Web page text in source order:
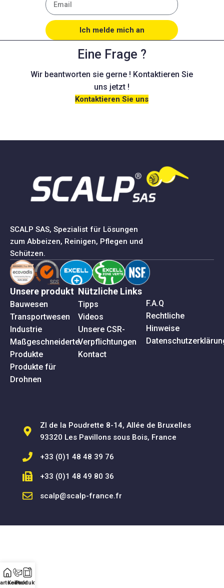
Ich melde mich an
Eine Frage ?
Wir beantworten sie gerne ! Kontaktieren Sie
uns jetzt !
Kontaktieren Sie uns
SCALP SAS, Spezialist für Lösungen
zum Abbeizen, Reinigen, Pflegen und
Schützen.
Unsere produkt
Bauwesen
Transportwesen
Industrie
Maßgeschneiderte
Produkte
Produkte für
Drohnen
Nützliche Links
Tipps
Videos
Unsere CSR-
Verpflichtungen
Kontact
F.A.Q
Rechtliche
Hinweise
ZI de la Poudrette 8-14, Allée de Bruxelles
93320 Les Pavillons sous Bois, France
+33 (0)1 48 48 39 76
+33 (0)1 48 49 80 36
scalp@scalp-france.fr
Kontakt
Produkte